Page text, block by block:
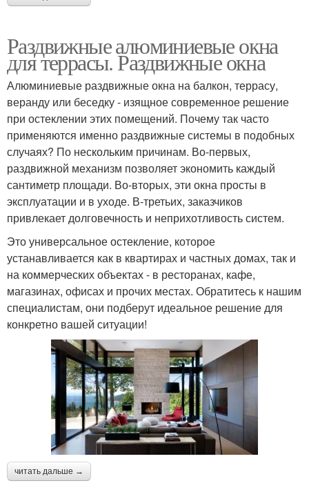
Раздвижные алюминиевые окна
для террасы. Раздвижные окна
Алюминиевые раздвижные окна на балкон, террасу,
веранду или беседку - изящное современное решение
при остеклении этих помещений. Почему так часто
применяются именно раздвижные системы в подобных
случаях? По нескольким причинам. Во-первых,
раздвижной механизм позволяет экономить каждый
сантиметр площади. Во-вторых, эти окна просты в
эксплуатации и в уходе. В-третьих, заказчиков
привлекает долговечность и неприхотливость систем.
Это универсальное остекление, которое
устанавливается как в квартирах и частных домах, так и
на коммерческих объектах - в ресторанах, кафе,
магазинах, офисах и прочих местах. Обратитесь к нашим
специалистам, они подберут идеальное решение для
конкретно вашей ситуации!
читать дальше →